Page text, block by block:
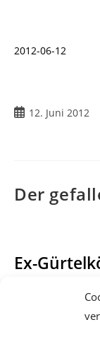
2012-06-12
12. Juni 2012
Der
Ex-
Wie die
der von dem